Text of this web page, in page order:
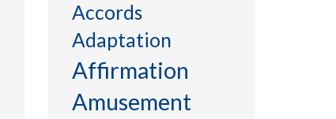
Accords
Adaptation
Affirmation
Amusement